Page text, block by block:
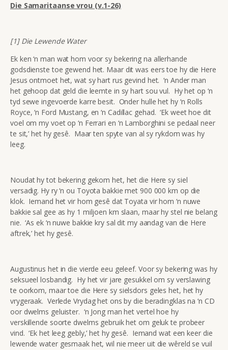
Die Samaritaanse vrou (v.1-26)
[1] Die Lewende Water
Ek ken ‘n man wat hom voor sy bekering na allerhande
godsdienste toe gewend het. Maar dit was eers toe hy die Here
Jesus ontmoet het, wat sy hart rus gevind het. ‘n Ander man
het gehoop dat geld die leemte in sy hart sou vul. Hy het op ‘n
tyd sewe ingevoerde karre besit. Onder hulle het hy ‘n Rolls
Royce, ‘n Ford Mustang, en ‘n Cadillac gehad. ‘Ek weet hoe dit
voel om my voet op ‘n Ferrari en ‘n Lamborghini se pedaal neer
te sit,’ het hy gesê. Maar ten spyte van al sy rykdom was hy
leeg.
Noudat hy tot bekering gekom het, het die Here sy siel
versadig. Hy ry ‘n ou Toyota bakkie met 900 000 km op die
klok. Iemand het vir hom gesê dat Toyata vir hom ‘n nuwe
bakkie sal gee as hy 1 miljoen km slaan, maar hy stel nie belang
nie. ‘As ek ‘n nuwe bakkie kry sal dit my aandag van die Here
aftrek,’ het hy gesê.
Augustinus het in die vierde eeu geleef. Voor sy bekering was hy
seksueel losbandig. Hy het vir jare gesukkel om sy verslawing
te oorkom, maar toe die Here sy sielsdors geles het, het hy
vrygeraak. Verlede Vrydag het ons by die beradingklas na ‘n CD
oor dwelms geluister. ‘n Jong man het vertel hoe hy
verskillende soorte dwelms gebruik het om geluk te probeer
vind. ‘Ek het leeg gebly,’ het hy gesê. Iemand wat een keer die
lewende water gesmaak het, wil nie meer uit die wêreld se vuil